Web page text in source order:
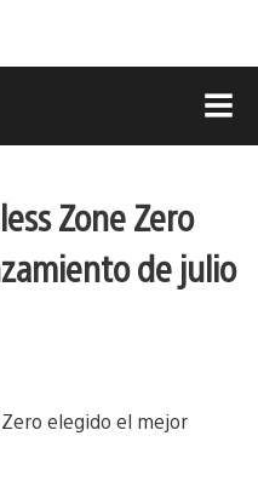
Zone Zero
de julio